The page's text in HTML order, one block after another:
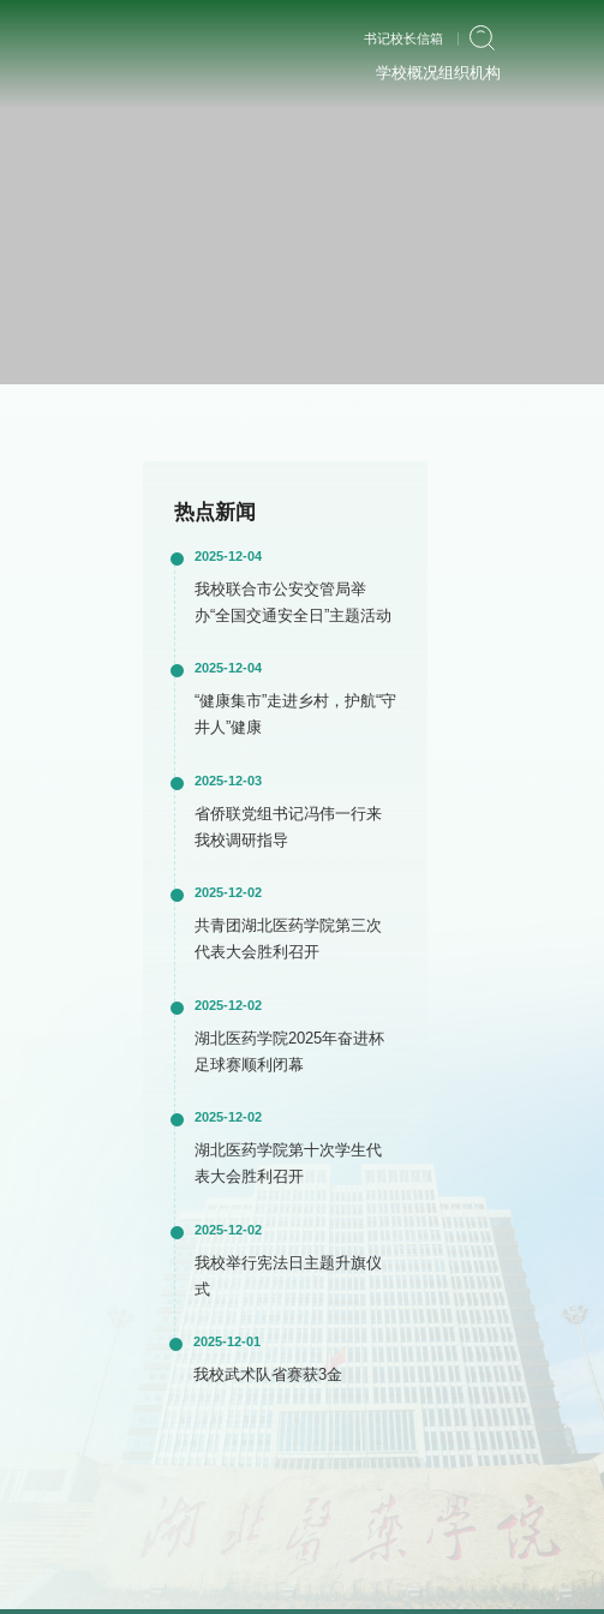
书记校长信箱
学校概况组织机构
热点新闻
2025-12-04
我校联合市公安交管局举
办“全国交通安全日”主题活动
2025-12-04
“健康集市”走进乡村，护航“守
井人”健康
2025-12-03
省侨联党组书记冯伟一行来
我校调研指导
2025-12-02
共青团湖北医药学院第三次
代表大会胜利召开
2025-12-02
湖北医药学院2025年奋进杯
足球赛顺利闭幕
2025-12-02
湖北医药学院第十次学生代
表大会胜利召开
2025-12-02
我校举行宪法日主题升旗仪
式
2025-12-01
我校武术队省赛获3金